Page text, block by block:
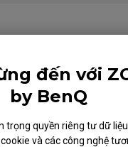
đến với
by BenQ
trọng quyền riêng tư dữ liệu
và các công nghệ
ZA11
White